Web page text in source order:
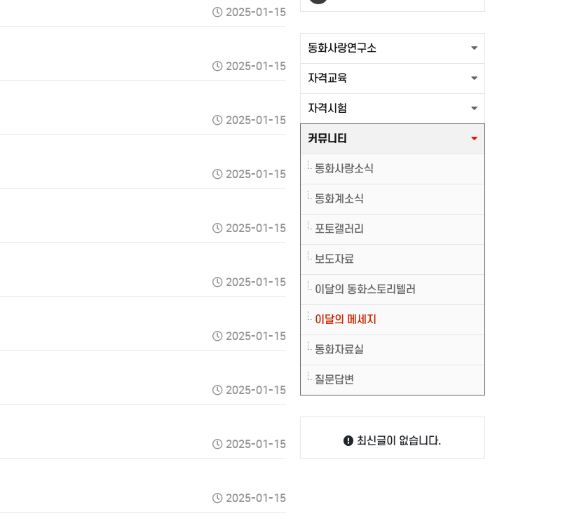
2025-01-15
2025-01-15
2025-01-15
2025-01-15
2025-01-15
2025-01-15
2025-01-15
2025-01-15
2025-01-15
2025-01-15
동화사랑연구소
자격교육
자격시험
커뮤니티
동화사랑소식
동화계소식
포토갤러리
보도자료
이달의 동화스토리텔러
이달의 메세지
동화자료실
질문답변
최신글이 없습니다.